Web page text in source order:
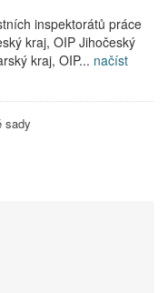
inspektorátů práce
kraj, OIP Jihočeský
kraj, OIP... načíst
sady